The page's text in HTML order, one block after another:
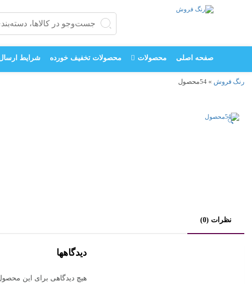
جستجو
برای:
جستجو
صفحه اصلی محصولات محصولات تخفیف خورده شرایط ارسال
رنگ فروش » 54محصول
🔍
نظرات (0)
دیدگاهها
هیچ دیدگاهی برای این